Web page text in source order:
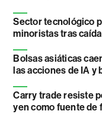
Sector tecnológico
minoristas tras
Bolsas asiáticas
las acciones de IA
Carry trade resiste
yen como fuente de